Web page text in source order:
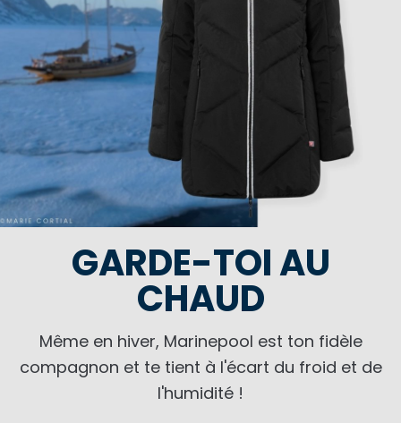
GARDE-TOI AU
CHAUD
Même en hiver, Marinepool est ton fidèle
compagnon et te tient à l'écart du froid et de
l'humidité !